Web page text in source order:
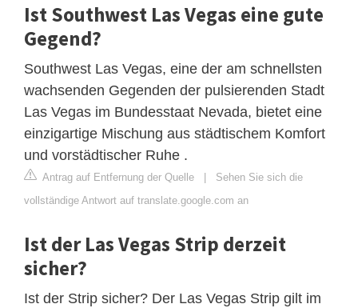
Ist Southwest Las Vegas eine gute
Gegend?
Southwest Las Vegas, eine der am schnellsten
wachsenden Gegenden der pulsierenden Stadt
Las Vegas im Bundesstaat Nevada, bietet eine
einzigartige Mischung aus städtischem Komfort
und vorstädtischer Ruhe .
Antrag auf Entfernung der Quelle | Sehen Sie sich die
vollständige Antwort auf translate.google.com an
Ist der Las Vegas Strip derzeit
sicher?
Ist der Strip sicher? Der Las Vegas Strip gilt im